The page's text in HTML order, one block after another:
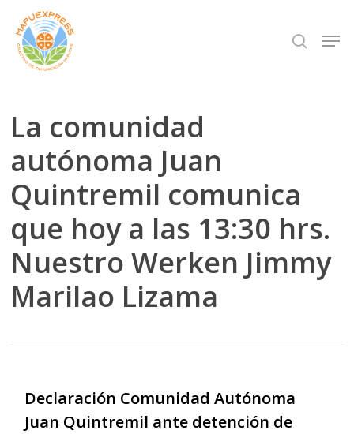
Skip
main
search
La comunidad
autónoma Juan
Quintremil comunica
que hoy a las 13:30 hrs.
Nuestro Werken Jimmy
Marilao Lizama
Declaración Comunidad Autónoma
Juan Quintremil ante detención de
Close